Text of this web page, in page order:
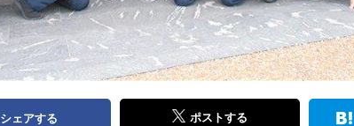
シェアする ポストする